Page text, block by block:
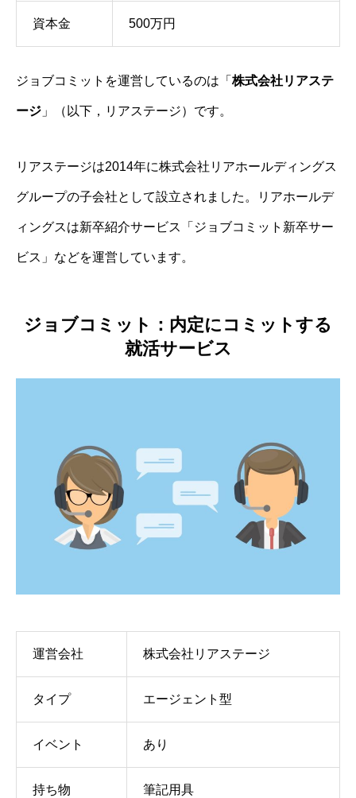
資本金 500万円
ジョブコミットを運営しているのは「 株式会社リアステ
ージ 」（以下，リアステージ）です。
リアステージは2014年に株式会社リアホールディングス
グループの子会社として設立されました。リアホールデ
ィングスは新卒紹介サービス「ジョブコミット新卒サー
ビス」などを運営しています。
ジョブコミット：内定にコミットする
就活サービス
運営会社 株式会社リアステージ
タイプ エージェント型
イベント あり
持ち物 筆記用具